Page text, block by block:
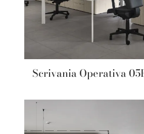
Scrivania Operativa